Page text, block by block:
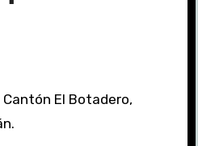
Cantón El Botadero,